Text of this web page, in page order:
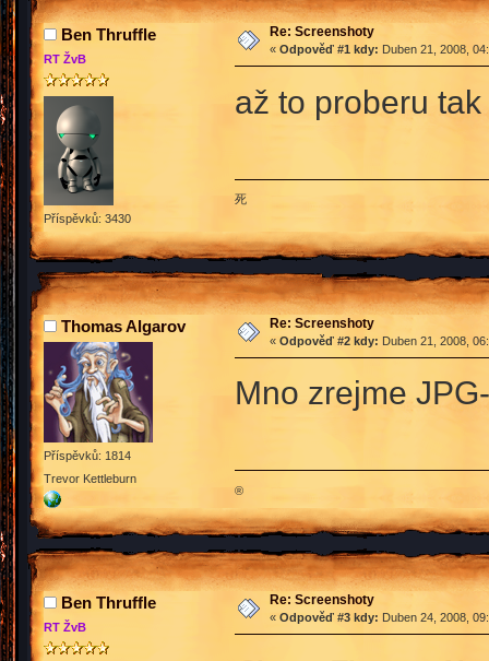
Ben Thruffle
RT ŽvB
Příspěvků: 3430
Re: Screenshoty
« Odpověď #1 kdy: Duben 21, 2008,
až to proberu
死
Thomas Algarov
Příspěvků: 1814
Trevor Kettleburn
Re: Screenshoty
« Odpověď #2 kdy: Duben 21, 2008,
Mno zrejme
®
Ben Thruffle
RT ŽvB
Re: Screenshoty
« Odpověď #3 kdy: Duben 24, 2008,